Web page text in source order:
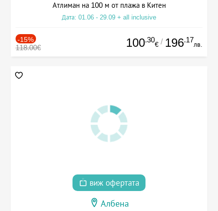
Атлиман на 100 м от плажа в Китен
Дата: 01.06 - 29.09 + all inclusive
-15%
118.00€ 100.30
€ / 196.17
лв.
виж офертата
Албена